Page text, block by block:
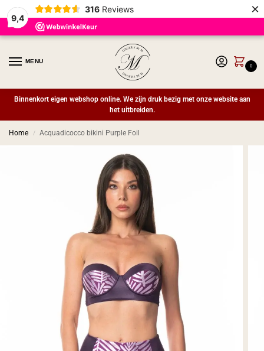
9,4
316 Reviews ×
MENU
0
Binnenkort eigen webshop online. We zijn druk bezig met onze website aan
het uitbreiden.
Home / Acquadicocco bikini Purple Foil